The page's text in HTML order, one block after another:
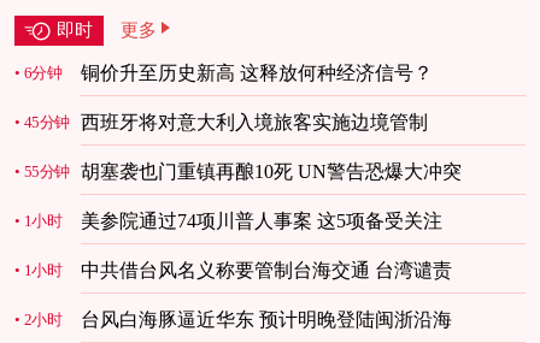
即时 更多
6分钟 铜价升至历史新高 这释放何种经济信号？
45分钟 西班牙将对意大利入境旅客实施边境管制
55分钟 胡塞袭也门重镇再酿10死 UN警告恐爆大冲突
1小时 美参院通过74项川普人事案 这5项备受关注
1小时 中共借台风名义称要管制台海交通 台湾谴责
2小时 台风白海豚逼近华东 预计明晚登陆闽浙沿海